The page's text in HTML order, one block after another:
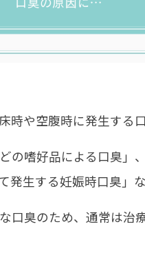
時や空腹時に発生する口
の嗜好品による口臭」
発生する妊娠時口臭」
口臭のため、通常は治